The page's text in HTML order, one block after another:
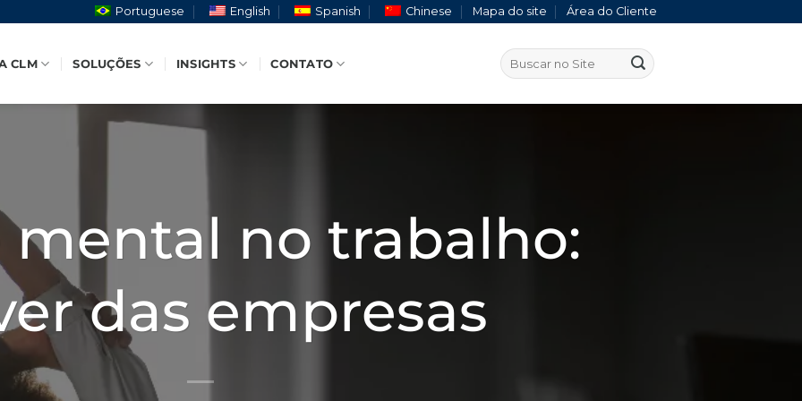
Portuguese English Spanish Chinese Mapa do site Área do Cliente
CLM SOLUÇÕES INSIGHTS CONTATO
mental no trabalho:
das empresas